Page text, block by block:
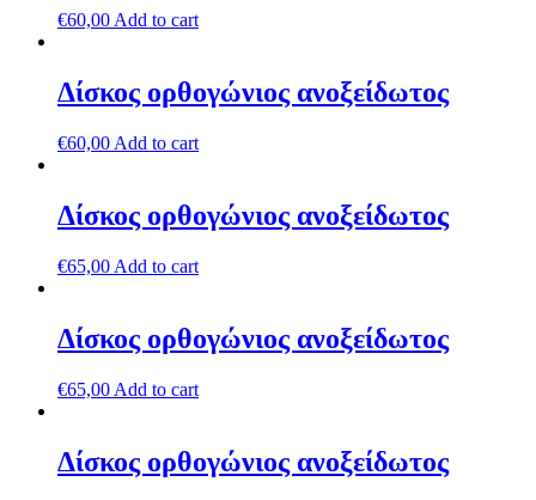
€60,00 Add to cart
Δίσκος ορθογώνιος ανοξείδωτος
€60,00 Add to cart
Δίσκος ορθογώνιος ανοξείδωτος
€65,00 Add to cart
Δίσκος ορθογώνιος ανοξείδωτος
€65,00 Add to cart
Δίσκος ορθογώνιος ανοξείδωτος